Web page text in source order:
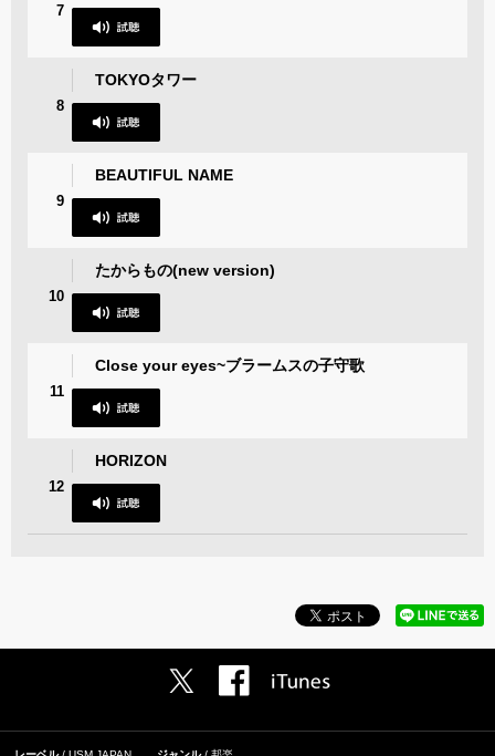
7
8
TOKYOタワー
9
BEAUTIFUL NAME
10
たからもの(new version)
11
Close your eyes~ブラームスの子守歌
12
HORIZON